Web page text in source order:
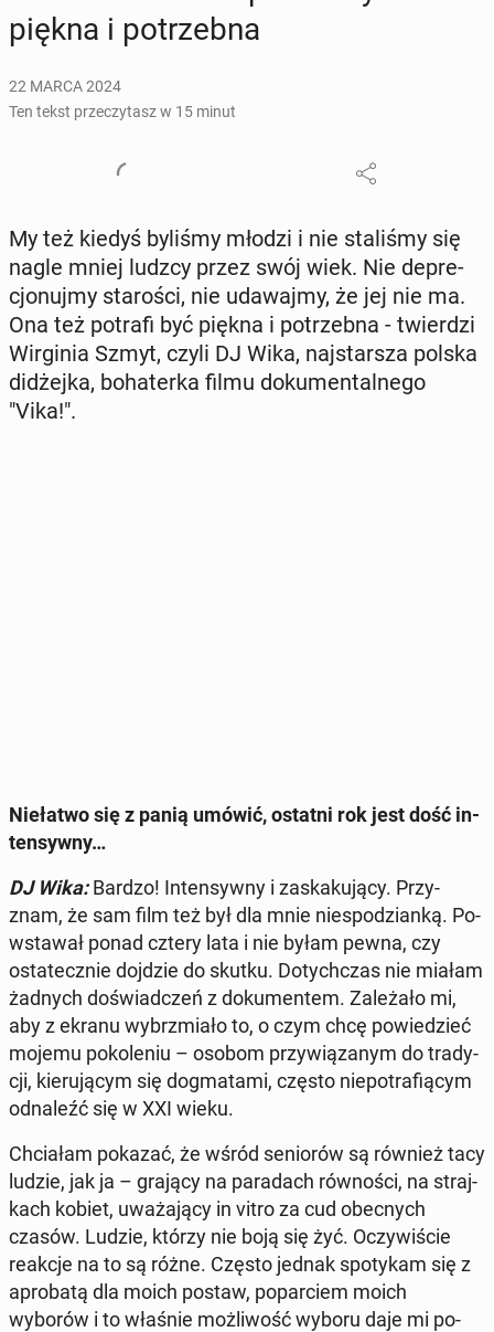
piękna i po­trzeb­na
22 MARCA 2024
Ten tekst przeczytasz w 15 minut
My też kiedyś byliśmy młodzi i nie sta­li­śmy się
nagle mniej ludzcy przez swój wiek. Nie de­pre­
cjo­nuj­my sta­ro­ści, nie uda­waj­my, że jej nie ma.
Ona też potrafi być piękna i po­trzeb­na - twier­dzi
Wir­gi­nia Szmyt, czyli DJ Wika, naj­star­sza polska
di­dżej­ka, bo­ha­ter­ka filmu do­ku­men­tal­ne­go
"Vika!".
Nie­ła­two się z panią umówić, ostatni rok jest dość in­
ten­syw­ny…
DJ Wika:Bardzo! In­ten­syw­ny i za­ska­ku­ją­cy. Przy­
znam, że sam film też był dla mnie nie­spo­dzian­ką. Po­
wsta­wał ponad cztery lata i nie byłam pewna, czy
osta­tecz­nie dojdzie do skutku. Do­tych­czas nie miałam
żadnych do­świad­czeń z do­ku­men­tem. Za­le­ża­ło mi,
aby z ekranu wy­brzmia­ło to, o czym chcę po­wie­dzieć
mojemu po­ko­le­niu – osobom przy­wią­za­nym do tra­dy­
cji, kie­ru­ją­cym się do­gma­ta­mi, często nie­po­tra­fią­cym
od­na­leźć się w XXI wieku.
Chcia­łam pokazać, że wśród se­nio­rów są również tacy
ludzie, jak ja – grający na pa­ra­dach rów­no­ści, na straj­
kach kobiet, uwa­ża­ją­cy in vitro za cud obec­nych
czasów. Ludzie, którzy nie boją się żyć. Oczy­wi­ście
reakcje na to są różne. Często jednak spo­ty­kam się z
apro­ba­tą dla moich postaw, po­par­ciem moich
wyborów i to właśnie moż­li­wość wyboru daje mi po­